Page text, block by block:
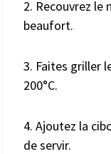
2. Recouvrez le
beaufort.
3. Faites griller
200°C.
4. Ajoutez la
de servir.